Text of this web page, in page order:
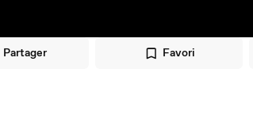
Partager Favori